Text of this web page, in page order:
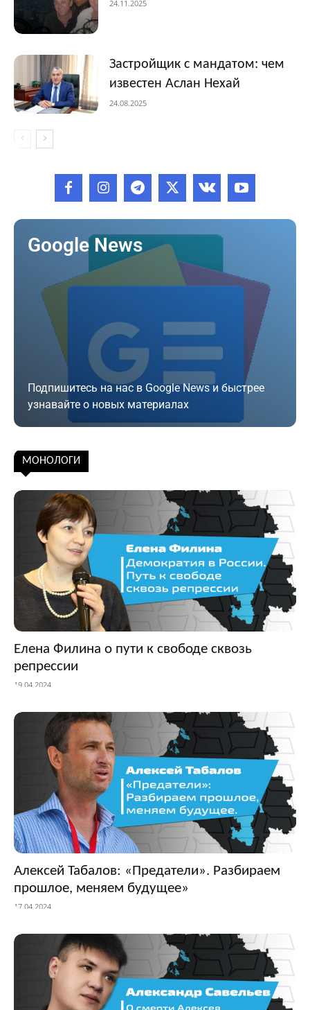
24.11.2025
Застройщик с мандатом: чем
известен Аслан Нехай
24.08.2025
Google News
Подпишитесь на нас в Google News и быстрее
узнавайте о новых материалах
Подписаться
МОНОЛОГИ
Елена Филина о пути к свободе сквозь
репрессии
19.04.2024
Алексей Табалов: «Предатели». Разбираем
прошлое, меняем будущее»
17.04.2024